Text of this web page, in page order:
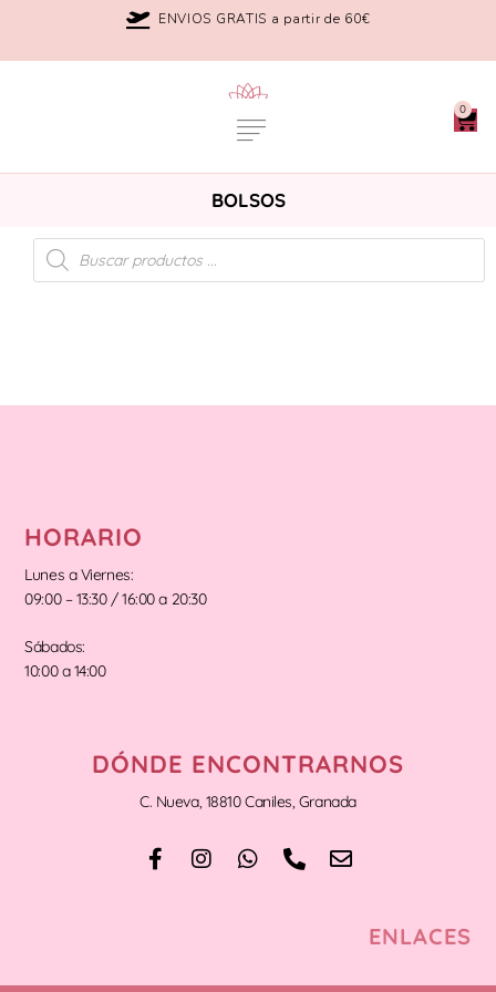
ENVIOS GRATIS a partir de 60€
0
BOLSOS
HORARIO
Lunes a Viernes:
09:00 – 13:30 / 16:00 a 20:30
Sábados:
10:00 a 14:00
DÓNDE ENCONTRARNOS
C. Nueva, 18810 Caniles, Granada
ENLACES